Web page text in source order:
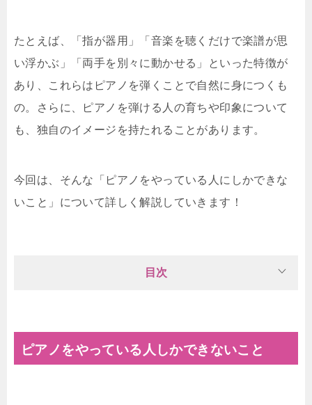
たとえば、「指が器用」「音楽を聴くだけで楽譜が思
い浮かぶ」「両手を別々に動かせる」といった特徴が
あり、これらはピアノを弾くことで自然に身につくも
の。さらに、ピアノを弾ける人の育ちや印象について
も、独自のイメージを持たれることがあります。
今回は、そんな「ピアノをやっている人にしかできな
いこと」について詳しく解説していきます！
目次
ピアノをやっている人しかできないこと